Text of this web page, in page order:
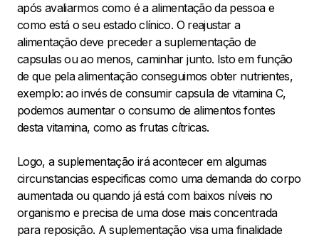
após avaliarmos como é a alimentação da pessoa e
como está o seu estado clínico. O reajustar a
alimentação deve preceder a suplementação de
capsulas ou ao menos, caminhar junto. Isto em função
de que pela alimentação conseguimos obter nutrientes,
exemplo: ao invés de consumir capsula de vitamina C,
podemos aumentar o consumo de alimentos fontes
desta vitamina, como as frutas cítricas.
Logo, a suplementação irá acontecer em algumas
circunstancias especificas como uma demanda do corpo
aumentada ou quando já está com baixos níveis no
organismo e precisa de uma dose mais concentrada
para reposição. A suplementação visa uma finalidade